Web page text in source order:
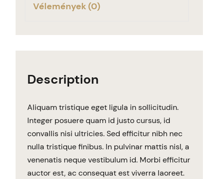
Vélemények (0)
Description
Aliquam tristique eget ligula in sollicitudin.
Integer posuere quam id justo cursus, id
convallis nisi ultricies. Sed efficitur nibh nec
nulla tristique finibus. In pulvinar mattis nisl, a
venenatis neque vestibulum id. Morbi efficitur
auctor est, ac consequat est viverra laoreet.